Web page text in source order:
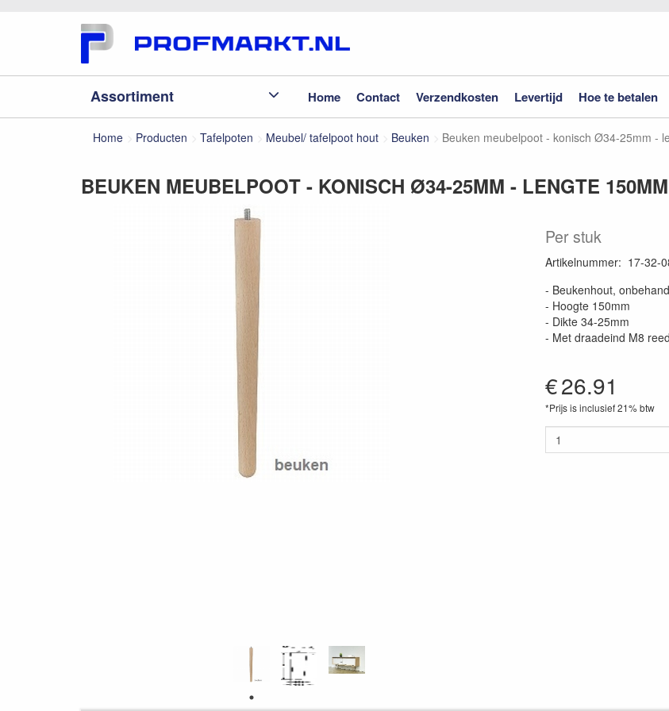
Assortiment Home Contact Verzendkosten Levertijd Hoe te betalen
Home Producten Tafelpoten Meubel/ tafelpoot hout Beuken Beuken meubelpoot - konisch Ø34-25mm -
BEUKEN MEUBELPOOT - KONISCH Ø34-25MM - LENGTE 150MM
Per stuk
Artikelnummer: 17-32-
- Beukenhout,
- Hoogte 150mm
- Dikte 34-25mm
- Met draadeind M8
€26.91
*Prijs is inclusief 21% btw